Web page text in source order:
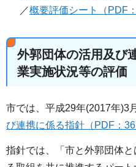
／概要評価シート（PDF
外郭団体の活用及び
業実施状況等の評価
市では、平成29年(2017年)3
び連携に係る指針（PDF：
指針では、「市と外郭団体